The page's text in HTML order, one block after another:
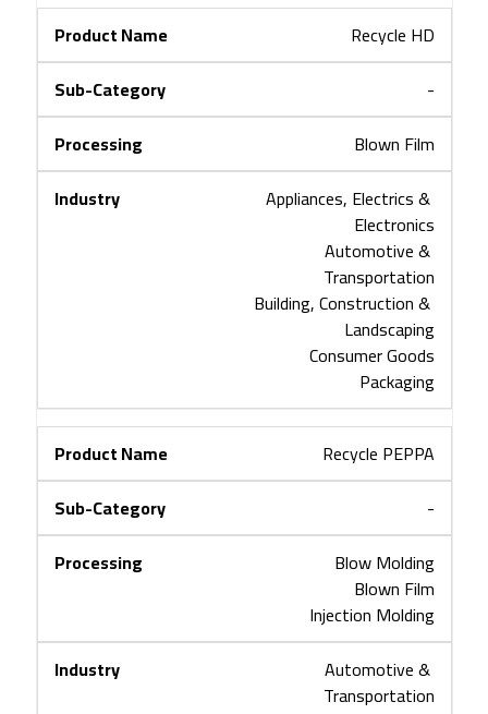
Recycle HD
-
Blown Film
Appliances, Electrics &
Electronics
Automotive &
Transportation
Building, Construction &
Landscaping
Consumer Goods
Packaging
Recycle PEPPA
-
Blow Molding
Blown Film
Injection Molding
Automotive &
Transportation